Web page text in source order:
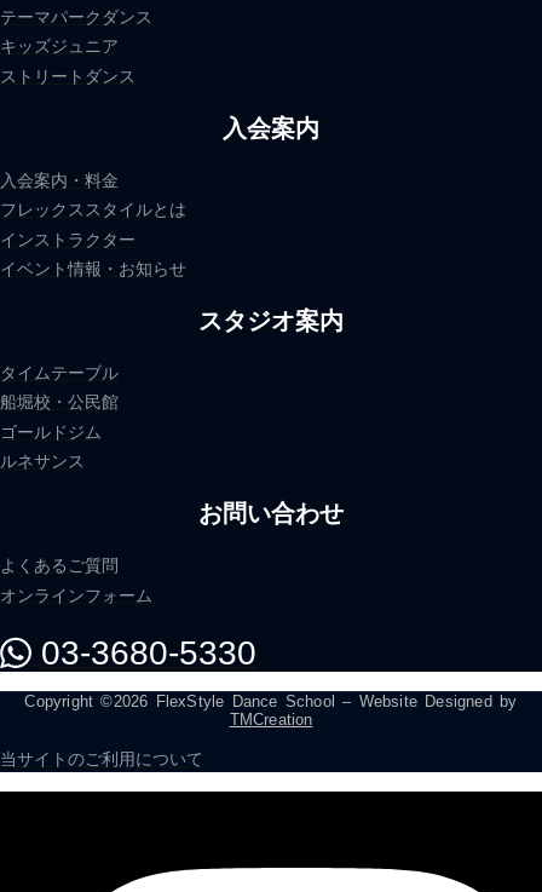
テーマパークダンス
キッズジュニア
ストリートダンス
入会案内
入会案内・料金
フレックススタイルとは
インストラクター
イベント情報・お知らせ
スタジオ案内
タイムテーブル
船堀校・公民館
ゴールドジム
ルネサンス
お問い合わせ
よくあるご質問
オンラインフォーム
03-3680-5330
Copyright ©2026 FlexStyle Dance School – Website Designed by
TMCreation
当サイトのご利用について